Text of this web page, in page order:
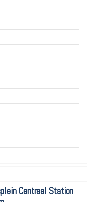
Centraal Station